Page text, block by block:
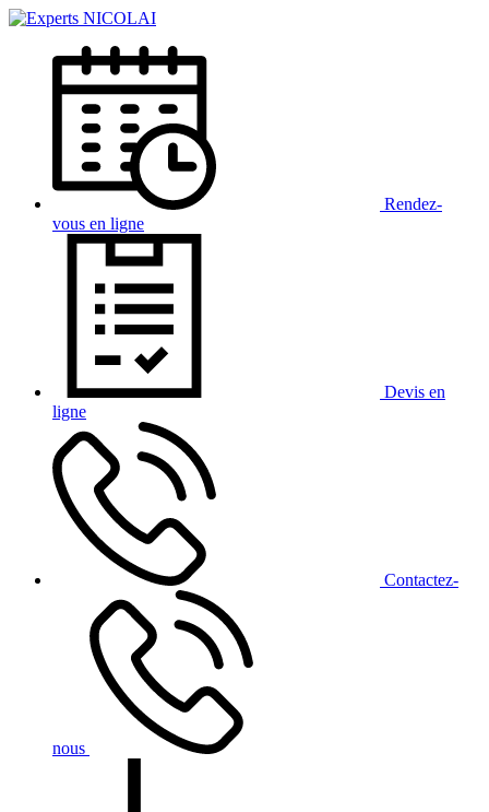
Rendez-
vous en ligne
Devis en
ligne
Contactez-
nous